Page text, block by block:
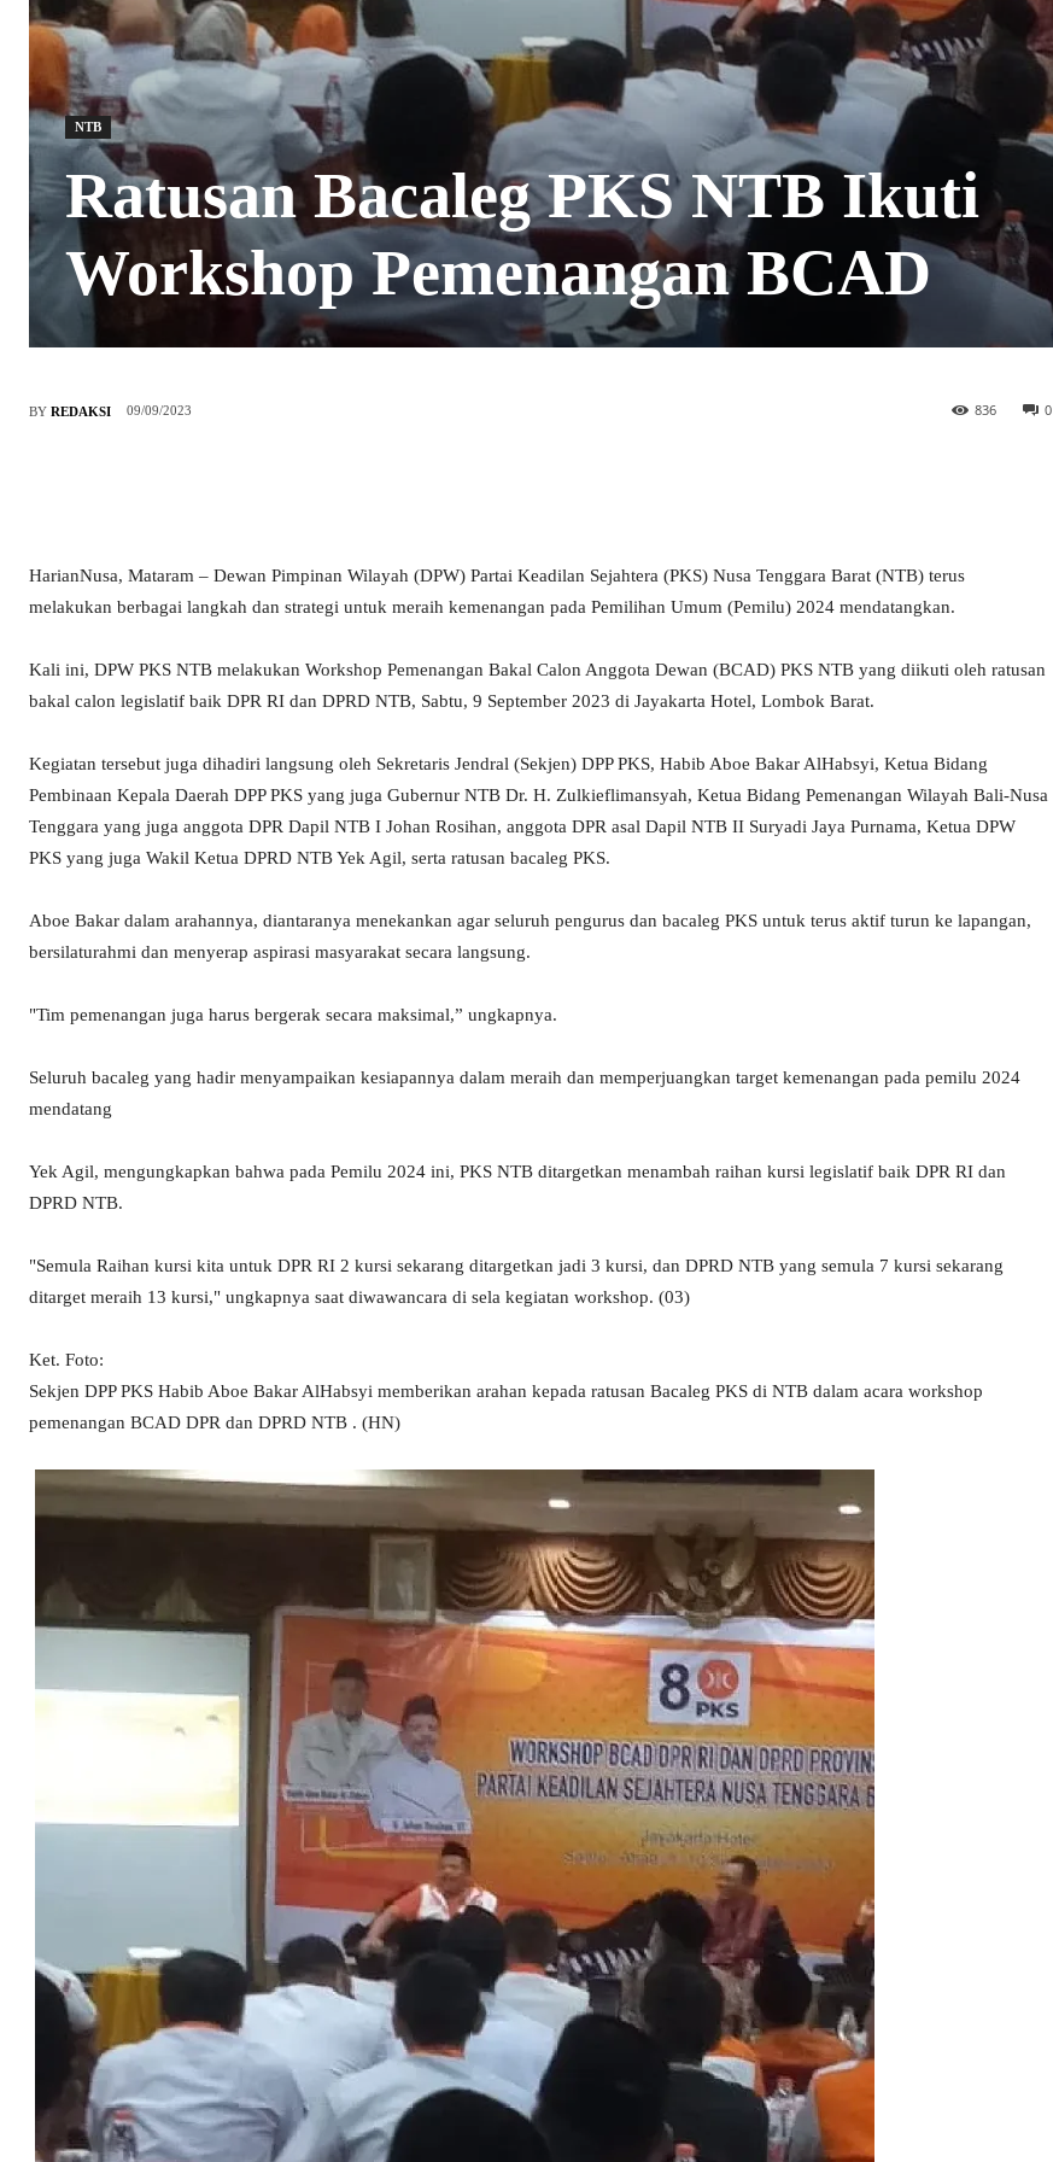
NTB
Ratusan Bacaleg PKS NTB Ikuti
Workshop Pemenangan BCAD
BY REDAKSI 09/09/2023 0
836
HarianNusa, Mataram – Dewan Pimpinan Wilayah (DPW) Partai Keadilan Sejahtera (PKS) Nusa Tenggara Barat (NTB) terus
melakukan berbagai langkah dan strategi untuk meraih kemenangan pada Pemilihan Umum (Pemilu) 2024 mendatangkan.
Kali ini, DPW PKS NTB melakukan Workshop Pemenangan Bakal Calon Anggota Dewan (BCAD) PKS NTB yang diikuti oleh ratusan
bakal calon legislatif baik DPR RI dan DPRD NTB, Sabtu, 9 September 2023 di Jayakarta Hotel, Lombok Barat.
Kegiatan tersebut juga dihadiri langsung oleh Sekretaris Jendral (Sekjen) DPP PKS, Habib Aboe Bakar AlHabsyi, Ketua Bidang
Pembinaan Kepala Daerah DPP PKS yang juga Gubernur NTB Dr. H. Zulkieflimansyah, Ketua Bidang Pemenangan Wilayah Bali-Nusa
Tenggara yang juga anggota DPR Dapil NTB I Johan Rosihan, anggota DPR asal Dapil NTB II Suryadi Jaya Purnama, Ketua DPW
PKS yang juga Wakil Ketua DPRD NTB Yek Agil, serta ratusan bacaleg PKS.
Aboe Bakar dalam arahannya, diantaranya menekankan agar seluruh pengurus dan bacaleg PKS untuk terus aktif turun ke lapangan,
bersilaturahmi dan menyerap aspirasi masyarakat secara langsung.
"Tim pemenangan juga harus bergerak secara maksimal,” ungkapnya.
Seluruh bacaleg yang hadir menyampaikan kesiapannya dalam meraih dan memperjuangkan target kemenangan pada pemilu 2024
mendatang
Yek Agil, mengungkapkan bahwa pada Pemilu 2024 ini, PKS NTB ditargetkan menambah raihan kursi legislatif baik DPR RI dan
DPRD NTB.
"Semula Raihan kursi kita untuk DPR RI 2 kursi sekarang ditargetkan jadi 3 kursi, dan DPRD NTB yang semula 7 kursi sekarang
ditarget meraih 13 kursi," ungkapnya saat diwawancara di sela kegiatan workshop. (03)
Ket. Foto:
Sekjen DPP PKS Habib Aboe Bakar AlHabsyi memberikan arahan kepada ratusan Bacaleg PKS di NTB dalam acara workshop
pemenangan BCAD DPR dan DPRD NTB . (HN)